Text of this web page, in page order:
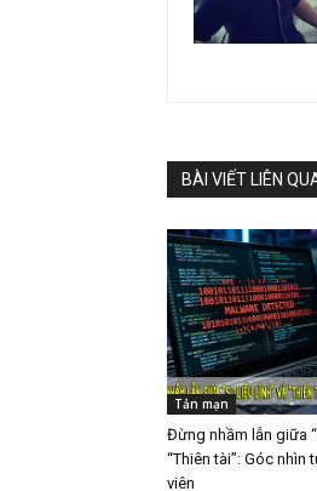
BÀI VIẾT LIÊN
Tản mạn
Đừng nhầm lẫn giữa
“Thiên tài”: Góc nhìn
viên